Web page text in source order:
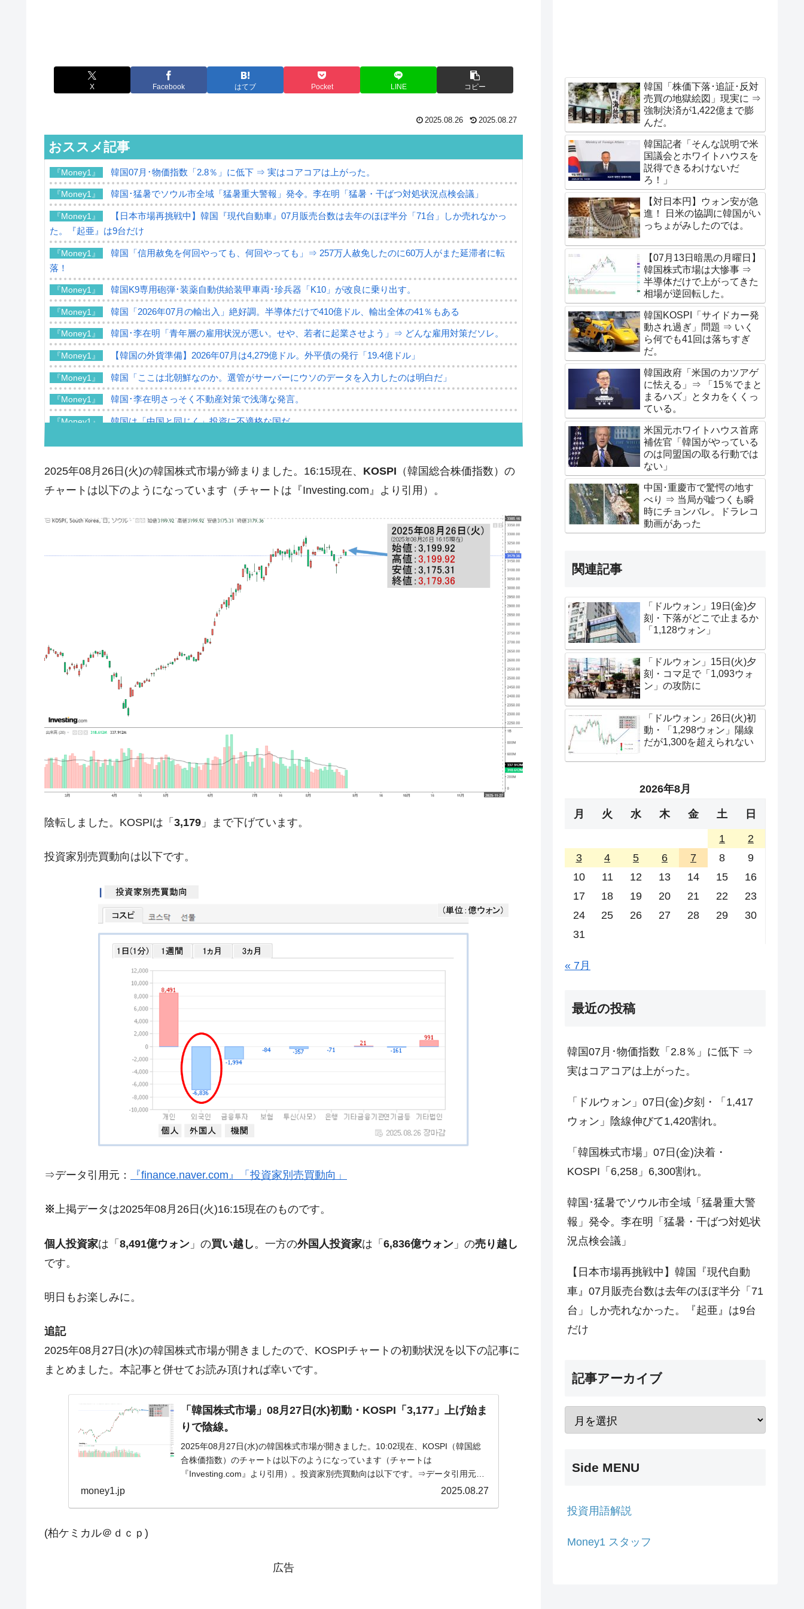
X Facebook はてブ Pocket LINE コピー
2025.08.26 2025.08.27
おススメ記事
『Money1』 韓国07月･物価指数「2.8％」に低下 ⇒ 実はコアコアは上がった。
『Money1』 韓国･猛暑でソウル市全域「猛暑重大警報」発令。李在明「猛暑・干ばつ対処状況点検会議」
『Money1』
【日本市場再挑戦中】韓国『現代自動車』07月販売台数は去年のほぼ半分「71台」しか売れなかっ
た。『起亜』は9台だけ
『Money1』
韓国「信用赦免を何回やっても、何回やっても」⇒ 257万人赦免したのに60万人がまた延滞者に転
落！
『Money1』 韓国K9専用砲弾･装薬自動供給装甲車両･珍兵器「K10」が改良に乗り出す。
『Money1』 韓国「2026年07月の輸出入」絶好調。半導体だけで410億ドル、輸出全体の41％もある
『Money1』 韓国･李在明「青年層の雇用状況が悪い。せや、若者に起業させよう」⇒ どんな雇用対策だソレ。
『Money1』 【韓国の外貨準備】2026年07月は4,279億ドル。外平債の発行「19.4億ドル」
『Money1』 韓国「ここは北朝鮮なのか。選管がサーバーにウソのデータを入力したのは明白だ」
『Money1』 韓国･李在明さっそく不動産対策で浅薄な発言。
『Money1』 韓国は「中国と同じく」投資に不適格な国だ。
『Money1』 韓国･外為取引量「1日当たり1,214.4億ドル」まで拡大 ⇒ 海外資金の動きに強く左右される状態
『Money1』 韓国･帰ってきた李在明。李在明を支持しない「50.5％」に上昇
壟断
韓国･警察職員が「丸刈りになって抗議活動」
中国だけが鉄鋼輸出を異常増加させる ⇒ 中国の過剰生産が世界を蝕む。
韓国製造業「半導体絶好調」のウラで他業種は全般的「不調」⇒ PSIが示す現況は決して良くない。
【米韓激突案件】韓国消費者院が『クーパン』1人当たり賠償10万ウォンを認定 ⇒ 総額3兆7,000億
韓国で猛暑。南東部では干ばつ
『Money1』 韓国型イージス搭載の次世代駆逐艦「KDDX」1番艦、2032年竣工と公示
『Money1』 【対日本円】ウォン安が急進！ 日米の協調に韓国がいっちょがみしたのでは。
韓国政府『BYD』車への補助金を全廃 ⇒ 実は韓国で『BYD』車は売れている。6カ月で対前年同期比
『Money1』
在韓米国大使スティールが着韓！⇒ さっそく空港に詰めかけ「出て行け！」「極右勢力」のプラカー
ドを掲げる「在韓反米勢力」
韓国政府「2035年までに18.4GW規模のAIデータセンター整備」⇒ だから無理だってば。
『Money1』 JPモルガン「韓国レバレッジETFの清算はほぼ終わった」
『Money1』 韓国『国民年金公団』株価暴落で200兆蒸発。
『Money1』 韓国「橋が落ちました」⇒ 耐久性「なさすぎ」では。
米国下院「韓国の公務員個人をターゲットにぶん殴る法案」提出！⇒ クーパン問題は合衆国企業に対
する差別。許してはおかぬ
韓国･加徳島新国際空港「またも暗礁」の危機 ⇒ 10.7兆では損が出るからできない。
【速報】韓国株式市場の暴落・本日07月29日(水)もサイドカー・サーキットブレイカーの二段コンボ
IT産業は人を雇用する効果は低い。全産業の半分未満しか雇用を生まない
日本の誇る海洋資源調査船『白嶺』は先進技術の塊！
夏の甲子園、優勝校を最も多く輩出している都道府県とは？
今話題の「楽天ライオンズ」とは？
奇跡の毛色「白毛馬」とは？
Fact1 平成仮面ライダーの意外すぎるモチーフとは？
日本人マスターズ挑戦の歴史。松山以前に最高位だった選手とは？
Fact1 甲子園通算本塁打、最多の清原に次いで多く打っている意外な選手とは？
Fact1
2025年08月26日(火)の韓国株式市場が締まりました。16:15現在、 KOSPI （韓国総合株価指数）の
チャートは以下のようになっています（チャートは『Investing.com』より引用）。
陰転しました。KOSPIは「 3,179 」まで下げています。
投資家別売買動向は以下です。
⇒データ引用元： 『finance.naver.com』「投資家別売買動向」
※上掲データは2025年08月26日(火)16:15現在のものです。
個人投資家は「 8,491億ウォン 」の買い越し 。一方の外国人投資家は「 6,836億ウォン 」の売り越し
です。
明日もお楽しみに。
追記
2025年08月27日(水)の韓国株式市場が開きましたので、KOSPIチャートの初動状況を以下の記事に
まとめました。本記事と併せてお読み頂ければ幸いです。
「韓国株式市場」08月27日(水)初動・KOSPI「3,177」上げ始ま
りで陰線。
2025年08月27日(水)の韓国株式市場が開きました。10:02現在、KOSPI（韓国総
合株価指数）のチャートは以下のようになっています（チャートは
『Investing.com』より引用）。投資家別売買動向は以下です。⇒データ引用元：
money1.jp 2025.08.27
(柏ケミカル＠ｄｃｐ)
広告
韓国「株価下落･追証･反対
売買の地獄絵図」現実に ⇒
強制決済が1,422億まで膨
んだ。
韓国記者「そんな説明で米
国議会とホワイトハウスを
説得できるわけないだ
ろ！」
【対日本円】ウォン安が急
進！ 日米の協調に韓国がい
っちょがみしたのでは。
【07月13日暗黒の月曜日】
韓国株式市場は大惨事 ⇒
半導体だけで上がってきた
相場が逆回転した。
韓国KOSPI「サイドカー発
動され過ぎ」問題 ⇒ いく
ら何でも41回は落ちすぎ
だ。
韓国政府「米国のカツアゲ
に怯える」⇒ 「15％でまと
まるハズ」とタカをくくっ
ている。
米国元ホワイトハウス首席
補佐官「韓国がやっている
のは同盟国の取る行動では
ない」
中国･重慶市で驚愕の地す
べり ⇒ 当局が嘘つくも瞬
時にチョンバレ。ドラレコ
動画があった
関連記事
「ドルウォン」19日(金)夕
刻・下落がどこで止まるか
「1,128ウォン」
「ドルウォン」15日(火)夕
刻・コマ足で「1,093ウォ
ン」の攻防に
「ドルウォン」26日(火)初
動・「1,298ウォン」陽線
だが1,300を超えられない
2026年8月
月 火 水 木 金 土 日
1
2
3
4 5 6 7 8
9
10
11 12 13 14 15
16
17
18 19 20 21 22
23
24
25 26 27 28 29
30
31
« 7月
最近の投稿
韓国07月･物価指数「2.8％」に低下 ⇒
実はコアコアは上がった。
「ドルウォン」07日(金)夕刻・「1,417
ウォン」陰線伸びて1,420割れ。
「韓国株式市場」07日(金)決着・
KOSPI「6,258」6,300割れ。
韓国･猛暑でソウル市全域「猛暑重大警
報」発令。李在明「猛暑・干ばつ対処状
況点検会議」
【日本市場再挑戦中】韓国『現代自動
車』07月販売台数は去年のほぼ半分「71
台」しか売れなかった。『起亜』は9台
だけ
記事アーカイブ
Side MENU
投資用語解説
Money1 スタッフ